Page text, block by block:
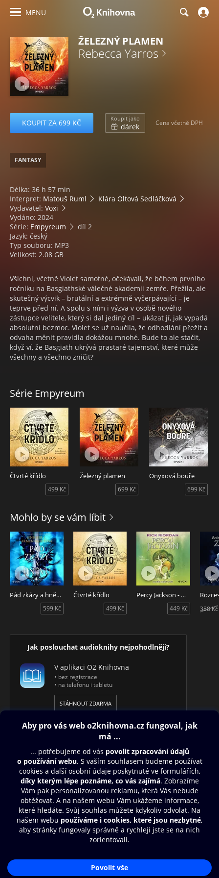
MENU
ŽELEZNÝ PLAMEN
Rebecca Yarros
KOUPIT ZA 699 KČ Koupit jako
dárek Cena včetně DPH
FANTASY
Délka: 36 h 57 min
Interpret: Matouš Ruml
Klára Oltová Sedláčková
Vydavatel: Voxi
Vydáno: 2024
Série: Empyreum
díl 2
Jazyk: český
Typ souboru: MP3
Velikost: 2.08 GB
Všichni, včetně Violet samotné, očekávali, že během prvního
ročníku na Basgiathské válečné akademii zemře. Přežila, ale
skutečný výcvik – brutální a extrémně vyčerpávající – je
teprve před ní. A spolu s ním i výzva v osobě nového
zástupce velitele, který si dal jediný cíl – ukázat jí, jak vypadá
absolutní bezmoc. Violet se už naučila, že odhodlání přežít a
odvaha měnit pravidla dokážou mnohé. Bude to ale stačit,
když ví, že Basgiath ukrývá prastaré tajemství, které může
všechny a všechno zničit?
Série Empyreum
Čtvrté křídlo
499 Kč
Železný plamen
699 Kč
Onyxová bouře
699 Kč
Mohlo by se vám líbit
Pád zkázy a hněvu
599 Kč
Čtvrté křídlo
499 Kč
Percy Jackson - Moře nestvůr
449 Kč 388 Kč
Jak poslouchat audioknihy nejpohodlněji?
V aplikaci O2 Knihovna
• bez registrace
• na telefonu i tabletu
STÁHNOUT ZDARMA
Obsah ke stažení
Moje O2 Knihovna
Další zábava
Nákupní řád
Přístupnost
Aplikace O2 Knihovna